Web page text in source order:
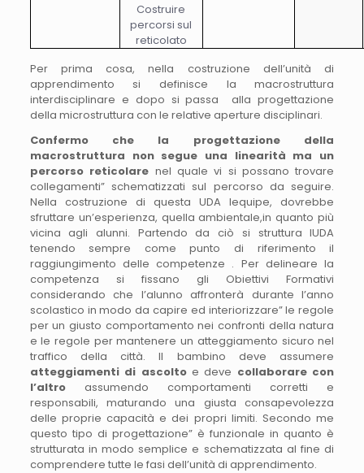
Costruire
percorsi sul
reticolato
Per prima cosa, nella costruzione dell’unità di
apprendimento si definisce la macrostruttura
interdisciplinare e dopo si passa alla progettazione
della microstruttura con le relative aperture disciplinari.
Confermo che la progettazione della
macrostruttura non segue una linearità ma un
percorso reticolare nel quale vi si possano trovare
collegamenti” schematizzati sul percorso da seguire.
Nella costruzione di questa UDA lequipe, dovrebbe
sfruttare un’esperienza, quella ambientale,in quanto più
vicina agli alunni. Partendo da ciò si struttura lUDA
tenendo sempre come punto di riferimento il
raggiungimento delle competenze . Per delineare la
competenza si fissano gli Obiettivi Formativi
considerando che l’alunno affronterà durante l’anno
scolastico in modo da capire ed interiorizzare” le regole
per un giusto comportamento nei confronti della natura
e le regole per mantenere un atteggiamento sicuro nel
traffico della città. Il bambino deve assumere
atteggiamenti di ascoltoe deve collaborare con
l’altroassumendo comportamenti corretti e
responsabili, maturando una giusta consapevolezza
delle proprie capacità e dei propri limiti. Secondo me
questo tipo di progettazione” è funzionale in quanto è
strutturata in modo semplice e schematizzata al fine di
comprendere tutte le fasi dell’unità di apprendimento.